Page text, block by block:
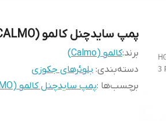
پمپ سایدچنل کالمو (CALMO) مدل HG7500-SB
برند:کالمو (Calmo)
دسته‌بندی: بلوئرهای جکوزی
برچسب‌ها :پمپ سایدچنل کالمو (CALMO) مدل HG7500-SB